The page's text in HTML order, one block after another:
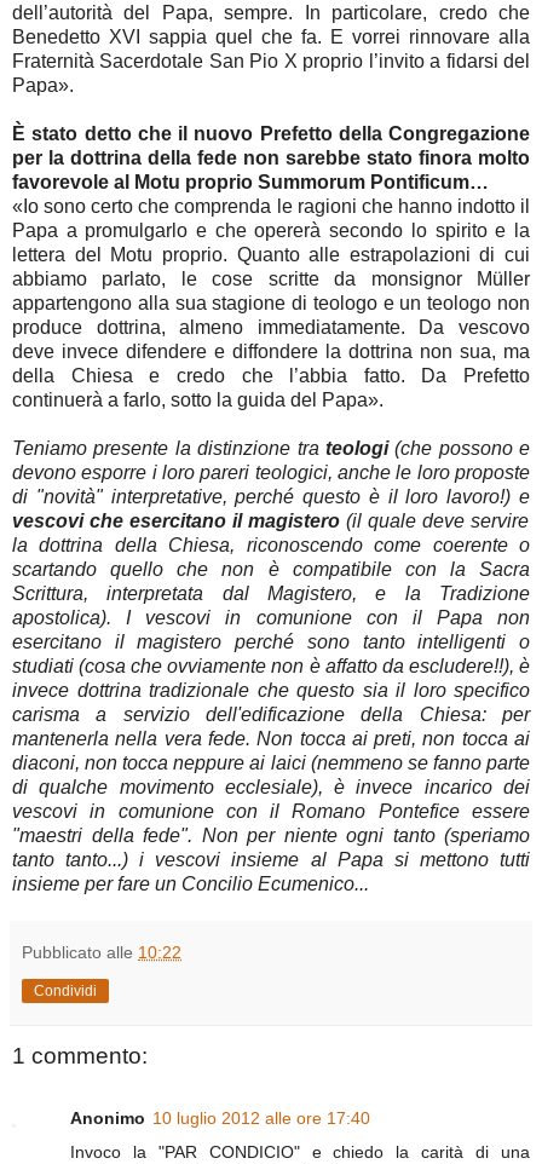
dell’autorità del Papa, sempre. In particolare, credo che
Benedetto XVI sappia quel che fa. E vorrei rinnovare alla
Fraternità Sacerdotale San Pio X proprio l’invito a fidarsi del
Papa».
È stato detto che il nuovo Prefetto della Congregazione
per la dottrina della fede non sarebbe stato finora molto
favorevole al Motu proprio Summorum Pontificum…
«Io sono certo che comprenda le ragioni che hanno indotto il
Papa a promulgarlo e che opererà secondo lo spirito e la
lettera del Motu proprio. Quanto alle estrapolazioni di cui
abbiamo parlato, le cose scritte da monsignor Müller
appartengono alla sua stagione di teologo e un teologo non
produce dottrina, almeno immediatamente. Da vescovo
deve invece difendere e diffondere la dottrina non sua, ma
della Chiesa e credo che l’abbia fatto. Da Prefetto
continuerà a farlo, sotto la guida del Papa».
Teniamo presente la distinzione tra teologi(che possono e
devono esporre i loro pareri teologici, anche le loro proposte
di "novità" interpretative, perché questo è il loro lavoro!) e
vescovi che esercitano il magistero (il quale deve servire
la dottrina della Chiesa, riconoscendo come coerente o
scartando quello che non è compatibile con la Sacra
Scrittura, interpretata dal Magistero, e la Tradizione
apostolica). I vescovi in comunione con il Papa non
esercitano il magistero perché sono tanto intelligenti o
studiati (cosa che ovviamente non è affatto da escludere!!), è
invece dottrina tradizionale che questo sia il loro specifico
carisma a servizio dell'edificazione della Chiesa: per
mantenerla nella vera fede. Non tocca ai preti, non tocca ai
diaconi, non tocca neppure ai laici (nemmeno se fanno parte
di qualche movimento ecclesiale), è invece incarico dei
vescovi in comunione con il Romano Pontefice essere
"maestri della fede". Non per niente ogni tanto (speriamo
tanto tanto...) i vescovi insieme al Papa si mettono tutti
insieme per fare un Concilio Ecumenico...
Pubblicato alle 10:22
Condividi
1 commento:
Anonimo 10 luglio 2012 alle ore 17:40
Invoco la "PAR CONDICIO" e chiedo la carità di una